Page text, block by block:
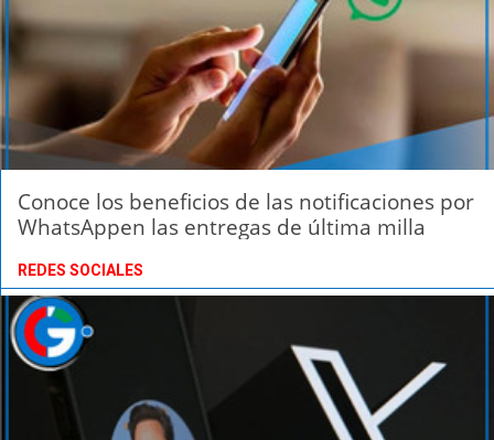
Conoce los beneficios de las notificaciones por
WhatsAppen las entregas de última milla
REDES SOCIALES